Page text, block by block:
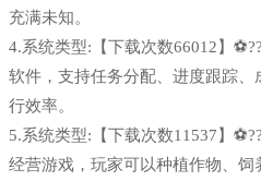
充满未知。
4.系统类型:【下载次数66012】
软件，支持任务分配、进度跟踪
行效率。
5.系统类型:【下载次数11537】
经营游戏，玩家可以种植作物、